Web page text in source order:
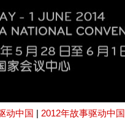
动中国 | 2012年故事驱动中国